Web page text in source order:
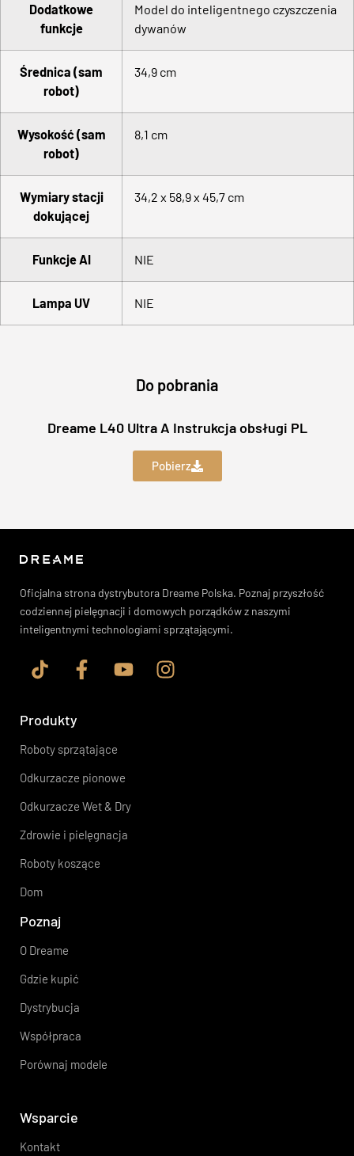
Dodatkowe
funkcje
Model do inteligentnego czyszczenia
dywanów
Średnica (sam
robot)
34,9 cm
Wysokość (sam
robot)
8,1 cm
Wymiary stacji
dokującej
34,2 x 58,9 x 45,7 cm
Funkcje AI NIE
Lampa UV NIE
Do pobrania
Dreame L40 Ultra A Instrukcja obsługi PL
Pobierz
Oficjalna strona dystrybutora Dreame Polska. Poznaj przyszłość
codziennej pielęgnacji i domowych porządków z naszymi
inteligentnymi technologiami sprzątającymi.
Produkty
Roboty sprzątające
Odkurzacze pionowe
Odkurzacze Wet & Dry
Zdrowie i pielęgnacja
Roboty koszące
Dom
Poznaj
O Dreame
Gdzie kupić
Dystrybucja
Współpraca
Porównaj modele
Wsparcie
Kontakt